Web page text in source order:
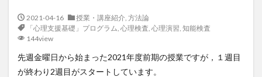
2021-04-16 授業・講座紹介, 方法論
「心理支援基礎」プログラム, 心理検査, 心理演習, 知能検査
144view
先週金曜日から始まった2021年度前期の授業ですが，１週目
が終わり2週目がスタートしています。